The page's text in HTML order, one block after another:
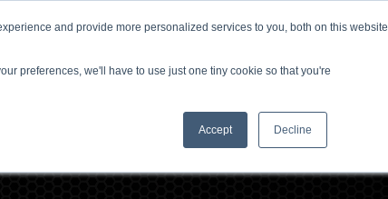
and provide more personalized services to you, both on this website
preferences, we'll have to use just one tiny cookie so that you're
Accept Decline
KONTAKT